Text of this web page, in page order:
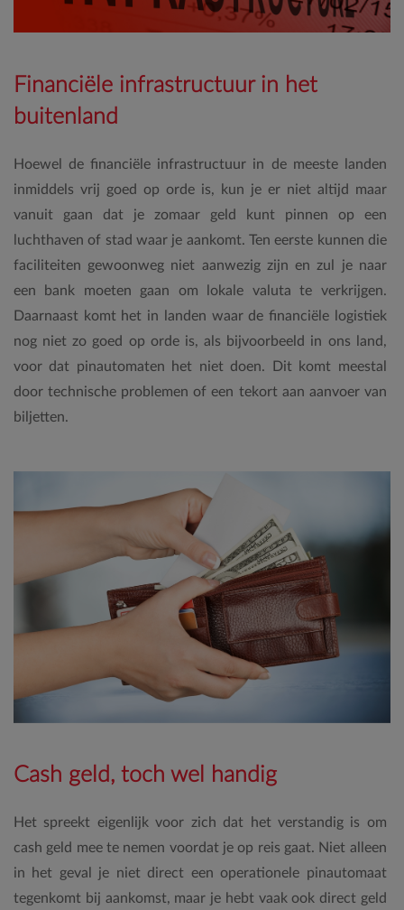
Financiële infrastructuur in het
buitenland
Hoewel de financiële infrastructuur in de meeste landen
inmiddels vrij goed op orde is, kun je er niet altijd maar
vanuit gaan dat je zomaar geld kunt pinnen op een
luchthaven of stad waar je aankomt. Ten eerste kunnen die
faciliteiten gewoonweg niet aanwezig zijn en zul je naar
een bank moeten gaan om lokale valuta te verkrijgen.
Daarnaast komt het in landen waar de financiële logistiek
nog niet zo goed op orde is, als bijvoorbeeld in ons land,
voor dat pinautomaten het niet doen. Dit komt meestal
door technische problemen of een tekort aan aanvoer van
biljetten.
Cash geld, toch wel handig
Het spreekt eigenlijk voor zich dat het verstandig is om
cash geld mee te nemen voordat je op reis gaat. Niet alleen
in het geval je niet direct een operationele pinautomaat
tegenkomt bij aankomst, maar je hebt vaak ook direct geld